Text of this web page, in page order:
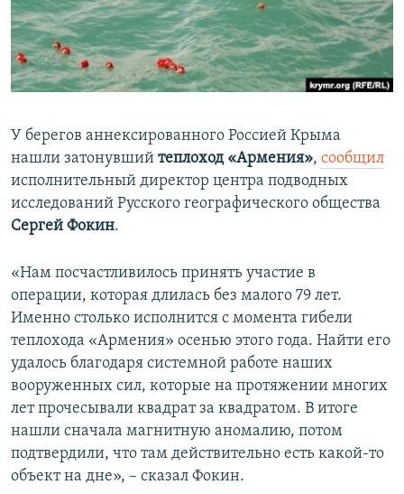
ПОБЕДИТЕЛЕЙ НЕ СУДЯТ?
КРЫМ.НЕПОКОРЕННЫЙ
ELIFBE
ПРИСОЕДИНЯЙТЕСЬ!
Все сайты RFE/RL
У берегов аннексированного Россией Крыма
нашли затонувший теплоход «Армения», сообщил
исполнительный директор центра подводных
исследований Русского географического общества
Сергей Фокин.
«Нам посчастливилось принять участие в
операции, которая длилась без малого 79 лет.
Именно столько исполнится с момента гибели
теплохода «Армения» осенью этого года. Найти его
удалось благодаря системной работе наших
вооруженных сил, которые на протяжении многих
лет прочесывали квадрат за квадратом. В итоге
нашли сначала магнитную аномалию, потом
подтвердили, что там действительно есть какой-то
объект на дне», – сказал Фокин.